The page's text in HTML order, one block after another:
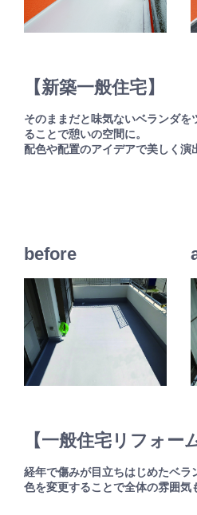
【新築一般住宅】
そのままだと味気ないベランダを
ることで憩いの空間に。
配色や配置のアイデアで美しく演
before
【一般住宅リフォー
経年で傷みが目立ちはじめたベラ
色を変更することで全体の雰囲気